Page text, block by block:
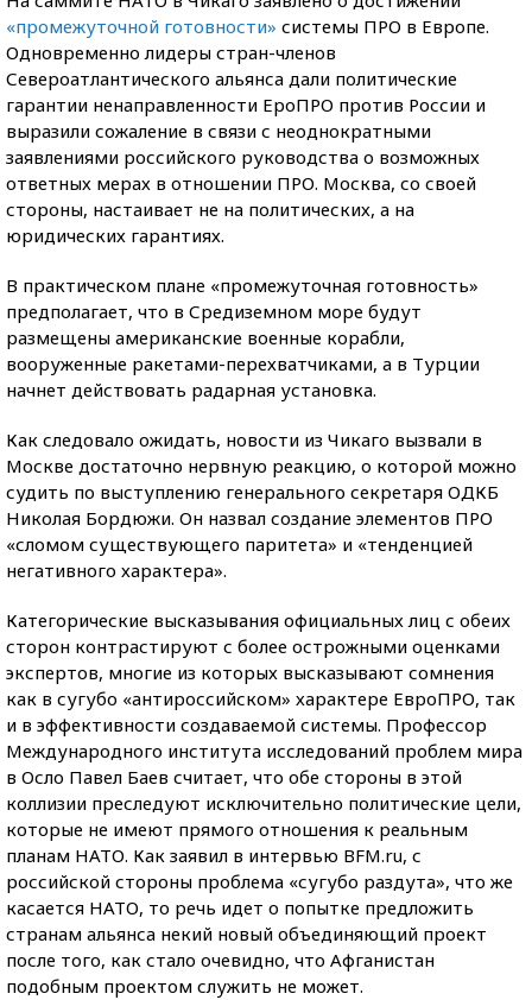
«промежуточной готовности» системы ПРО в Европе.
Одновременно лидеры стран-членов
Североатлантического альянса дали политические
гарантии ненаправленности ЕроПРО против России и
выразили сожаление в связи с неоднократными
заявлениями российского руководства о возможных
ответных мерах в отношении ПРО. Москва, со своей
стороны, настаивает не на политических, а на
юридических гарантиях.
В практическом плане «промежуточная готовность»
предполагает, что в Средиземном море будут
размещены американские военные корабли,
вооруженные ракетами-перехватчиками, а в Турции
начнет действовать радарная установка.
Как следовало ожидать, новости из Чикаго вызвали в
Москве достаточно нервную реакцию, о которой можно
судить по выступлению генерального секретаря ОДКБ
Николая Бордюжи. Он назвал создание элементов ПРО
«сломом существующего паритета» и «тенденцией
негативного характера».
Категорические высказывания официальных лиц с обеих
сторон контрастируют с более острожными оценками
экспертов, многие из которых высказывают сомнения
как в сугубо «антироссийском» характере ЕвроПРО, так
и в эффективности создаваемой системы. Профессор
Международного института исследований проблем мира
в Осло Павел Баев считает, что обе стороны в этой
коллизии преследуют исключительно политические цели,
которые не имеют прямого отношения к реальным
планам НАТО. Как заявил в интервью BFM.ru, с
российской стороны проблема «сугубо раздута», что же
касается НАТО, то речь идет о попытке предложить
странам альянса некий новый объединяющий проект
после того, как стало очевидно, что Афганистан
подобным проектом служить не может.